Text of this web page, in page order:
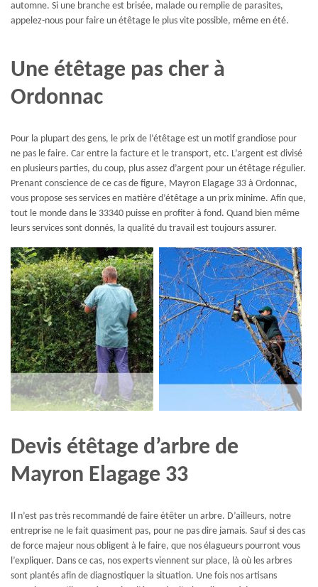
automne. Si une branche est brisée, malade ou remplie de parasites,
appelez-nous pour faire un étêtage le plus vite possible, même en été.
Une étêtage pas cher à
Ordonnac
Pour la plupart des gens, le prix de l’étêtage est un motif grandiose pour
ne pas le faire. Car entre la facture et le transport, etc. L’argent est divisé
en plusieurs parties, du coup, plus assez d’argent pour un étêtage régulier.
Prenant conscience de ce cas de figure, Mayron Elagage 33 à Ordonnac,
vous propose ses services en matière d’étêtage a un prix minime. Afin que,
tout le monde dans le 33340 puisse en profiter à fond. Quand bien même
leurs services sont donnés, la qualité du travail est toujours assurer.
Devis étêtage d’arbre de
Mayron Elagage 33
Il n’est pas très recommandé de faire étêter un arbre. D’ailleurs, notre
entreprise ne le fait quasiment pas, pour ne pas dire jamais. Sauf si des cas
de force majeur nous obligent à le faire, que nos élagueurs pourront vous
l’expliquer. Dans ce cas, nos experts viennent sur place, là où les arbres
sont plantés afin de diagnostiquer la situation. Une fois nos artisans